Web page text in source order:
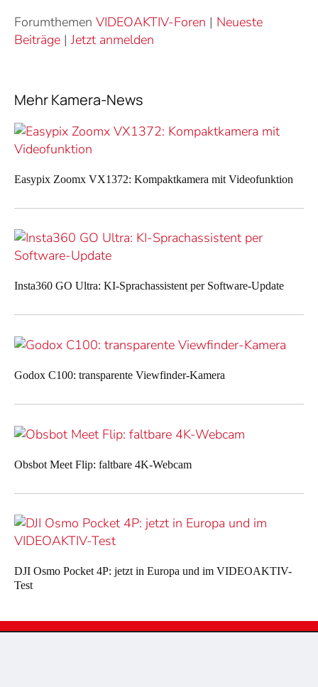
Forumthemen VIDEOAKTIV-Foren | Neueste
Beiträge |Jetzt anmelden
Mehr Kamera-News
Easypix Zoomx VX1372: Kompaktkamera mit Videofunktion
Insta360 GO Ultra: KI-Sprachassistent per Software-Update
Godox C100: transparente Viewfinder-Kamera
Obsbot Meet Flip: faltbare 4K-Webcam
DJI Osmo Pocket 4P: jetzt in Europa und im VIDEOAKTIV-
Test